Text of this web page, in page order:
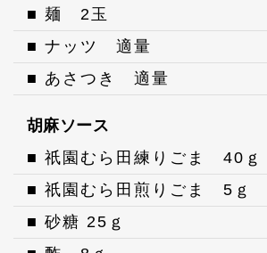
■ 麺 2玉
■ ナッツ 適量
■ あさつき 適量
胡麻ソース
■ 祇園むら田練りごま 40ｇ
■ 祇園むら田煎りごま 5ｇ
■ 砂糖 25ｇ